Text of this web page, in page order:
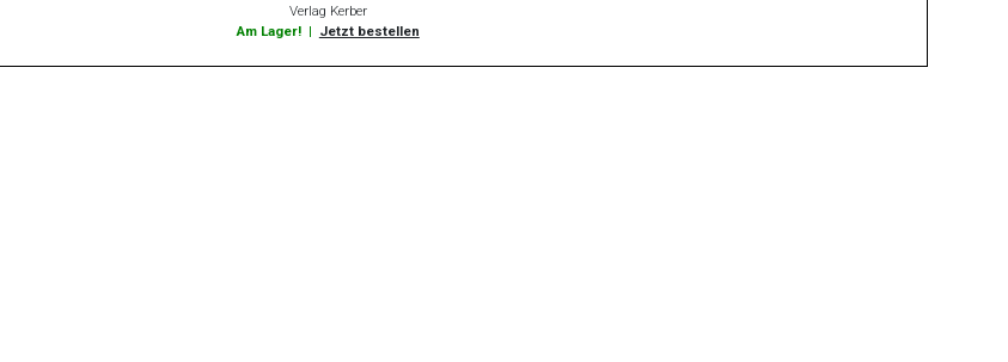
Verlag Kerber
Am Lager! | Jetzt bestellen